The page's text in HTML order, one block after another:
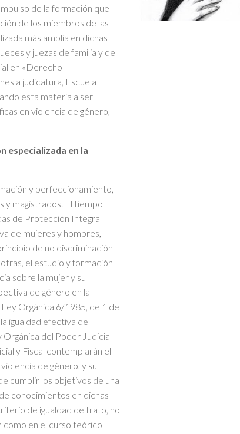
de la formación que
de los miembros de las
más amplia en dichas
y juezas de familia y de
en «Derecho
a judicatura, Escuela
esta materia a ser
en violencia de género,
especializada en la
y perfeccionamiento,
y magistrados. El tiempo
de Protección Integral
de mujeres y hombres,
de no discriminación
el estudio y formación
sobre la mujer y su
de género en la
Orgánica 6/1985, de 1 de
igualdad efectiva de
Orgánica del Poder Judicial
y Fiscal contemplarán el
de género, y su
cumplir los objetivos de una
conocimientos en dichas
de igualdad de trato, no
como en el curso teórico